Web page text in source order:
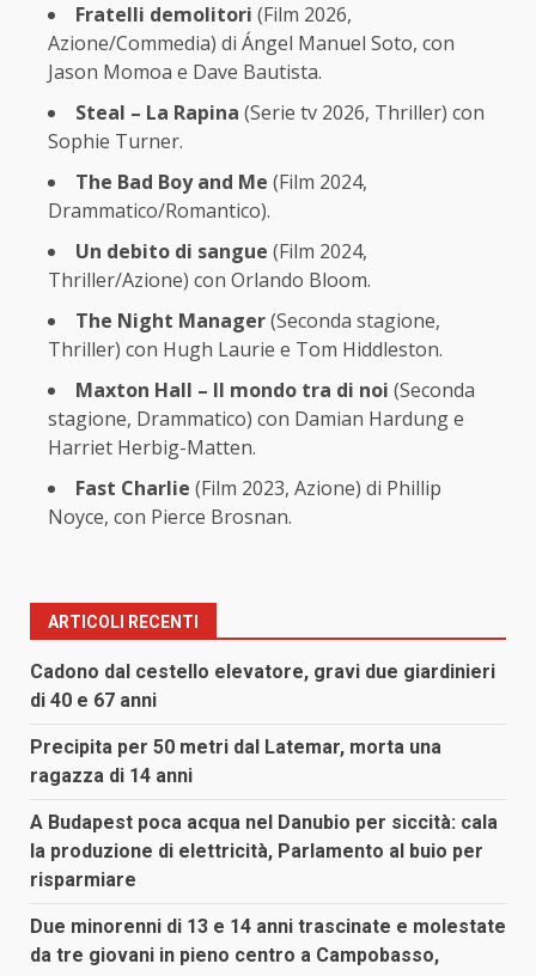
Fratelli demolitori (Film 2026,
Azione/Commedia) di Ángel Manuel Soto, con
Jason Momoa e Dave Bautista.
Steal – La Rapina (Serie tv 2026, Thriller) con
Sophie Turner.
The Bad Boy and Me (Film 2024,
Drammatico/Romantico).
Un debito di sangue (Film 2024,
Thriller/Azione) con Orlando Bloom.
The Night Manager(Seconda stagione,
Thriller) con Hugh Laurie e Tom Hiddleston.
Maxton Hall – Il mondo tra di noi (Seconda
stagione, Drammatico) con Damian Hardung e
Harriet Herbig-Matten.
Fast Charlie (Film 2023, Azione) di Phillip
Noyce, con Pierce Brosnan.
ARTICOLI RECENTI
Cadono dal cestello elevatore, gravi due giardinieri
di 40 e 67 anni
Precipita per 50 metri dal Latemar, morta una
ragazza di 14 anni
A Budapest poca acqua nel Danubio per siccità: cala
la produzione di elettricità, Parlamento al buio per
risparmiare
Due minorenni di 13 e 14 anni trascinate e molestate
da tre giovani in pieno centro a Campobasso,